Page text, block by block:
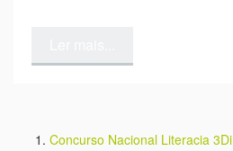
Concurso Nacional Literacia 3Di